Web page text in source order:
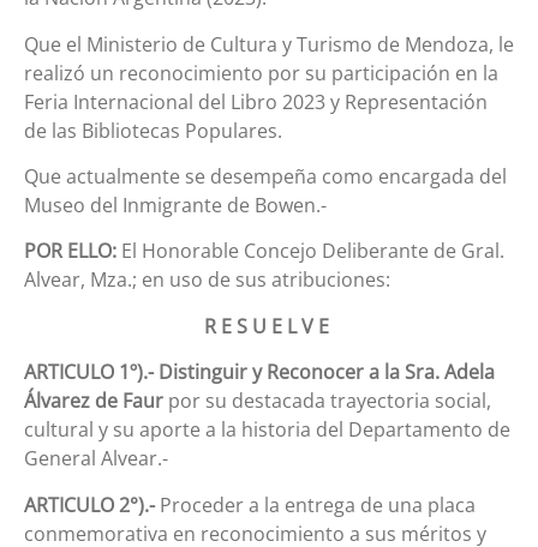
Que el Ministerio de Cultura y Turismo de Mendoza, le
realizó un reconocimiento por su participación en la
Feria Internacional del Libro 2023 y Representación
de las Bibliotecas Populares.
Que actualmente se desempeña como encargada del
Museo del Inmigrante de Bowen.-
POR ELLO: El Honorable Concejo Deliberante de Gral.
Alvear, Mza.; en uso de sus atribuciones:
R E S U E L V E
ARTICULO 1º).- Distinguir y Reconocer a la Sra. Adela
Álvarez de Faur por su destacada trayectoria social,
cultural y su aporte a la historia del Departamento de
General Alvear.-
ARTICULO 2°).-Proceder a la entrega de una placa
conmemorativa en reconocimiento a sus méritos y